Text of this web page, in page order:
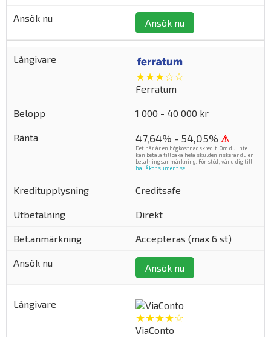
Ansök nu
★★★☆☆
Ferratum
1 000 - 40 000 kr
47,64% - 54,05% ⚠
Det här är en högkostnadskredit. Om du inte
kan betala tillbaka hela skulden riskerar du en
betalningsanmärkning. För stöd, vänd dig till
hallåkonsument.se
Creditsafe
Direkt
Accepteras (max 6 st)
Ansök nu
★★★★☆
ViaConto